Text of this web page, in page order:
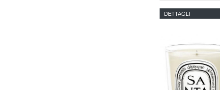
DETTAGLI